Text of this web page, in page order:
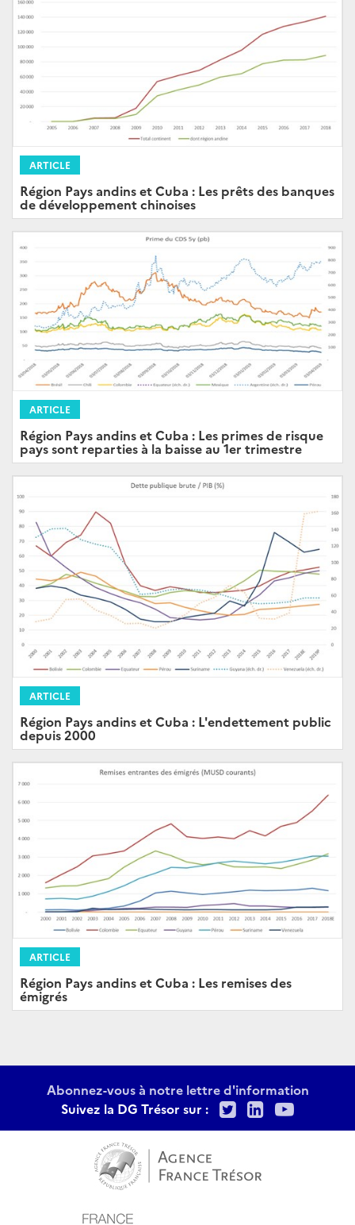
ARTICLE
Région Pays andins et Cuba : Les prêts des banques
de développement chinoises
ARTICLE
Région Pays andins et Cuba : Les primes de risque
pays sont reparties à la baisse au 1er trimestre
ARTICLE
Région Pays andins et Cuba : L'endettement public
depuis 2000
ARTICLE
Région Pays andins et Cuba : Les remises des
émigrés
Abonnez-vous à notre lettre d'information
Suivez la DG Trésor sur :
TwitterLinkedIn